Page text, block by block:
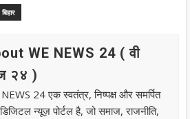
बिहार
WE NEWS 24 ( वी
२४ )
24 एक स्वतंत्र, निष्पक्ष और समर्पित
डिजिटल न्यूज़ पोर्टल है, जो समाज, राजनीति,